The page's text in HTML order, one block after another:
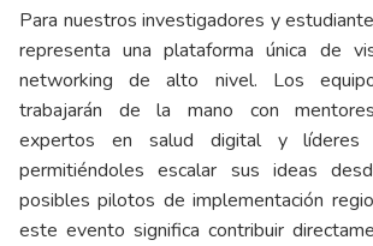
Para nuestros investigadores y
representa una plataforma única de
networking de alto nivel. Los
trabajarán de la mano con mentores
expertos en salud digital y líderes
permitiéndoles escalar sus ideas
posibles pilotos de implementación
este evento significa contribuir